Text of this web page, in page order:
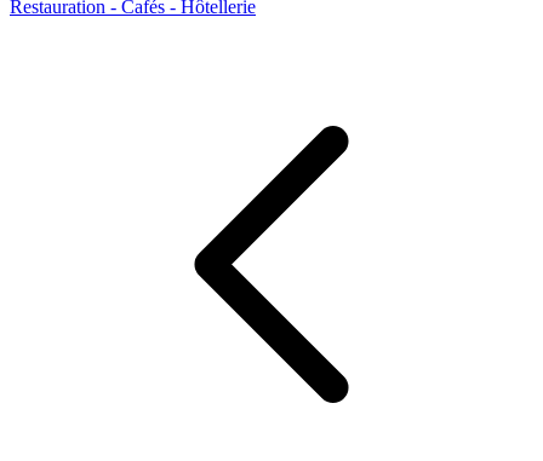
Restauration - Cafés - Hôtellerie